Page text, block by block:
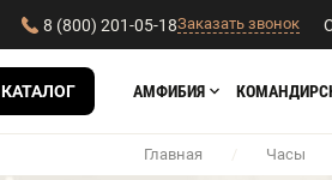
8 (800) 201-05-18Заказать звонок
КАТАЛОГ АМФИБИЯ
Главная / Часы